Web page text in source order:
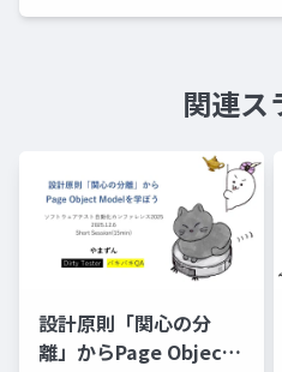
関連ス
設計原則「関心の分
離」からPage Object